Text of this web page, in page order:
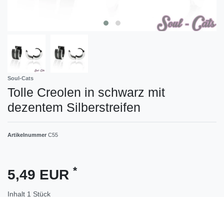
Soul-Cats
Tolle Creolen in schwarz mit
dezentem Silberstreifen
Artikelnummer C55
5,49 EUR *
Inhalt 1 Stück